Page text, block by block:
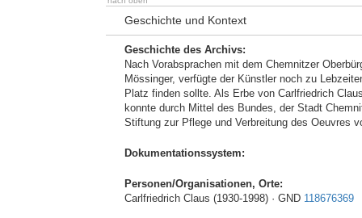
Geschichte und Kontext
Geschichte des Archivs:
Nach Vorabsprachen mit dem Chemnitzer
Mössinger, verfügte der Künstler noch zu
Platz finden sollte. Als Erbe von Carlfriedrich
konnte durch Mittel des Bundes, der Stadt
Stiftung zur Pflege und Verbreitung des Oeuvres
Dokumentationssystem:
Personen/Organisationen, Orte:
Carlfriedrich Claus (1930-1998) · GND 118676369